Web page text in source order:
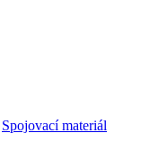
Spojovací materiál